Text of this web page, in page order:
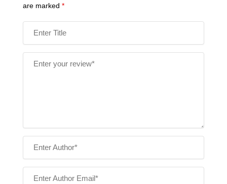
are marked *